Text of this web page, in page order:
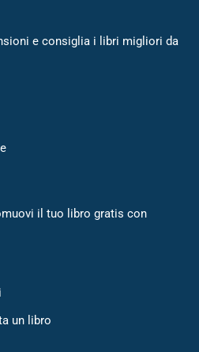
e consiglia i libri migliori da
il tuo libro gratis con
un libro